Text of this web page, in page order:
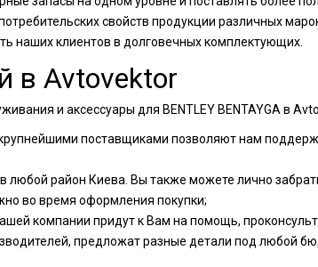
свойств продукции различных
наших клиентов в долговечных комплектующих.
в Avtovektor
и аксессуары для BENTLEY BENTAYGA в
поставщиками позволяют нам
любой район Киева. Вы также можете лично
во время оформления покупки;
компании придут к Вам на помощь,
предложат разные детали под любой